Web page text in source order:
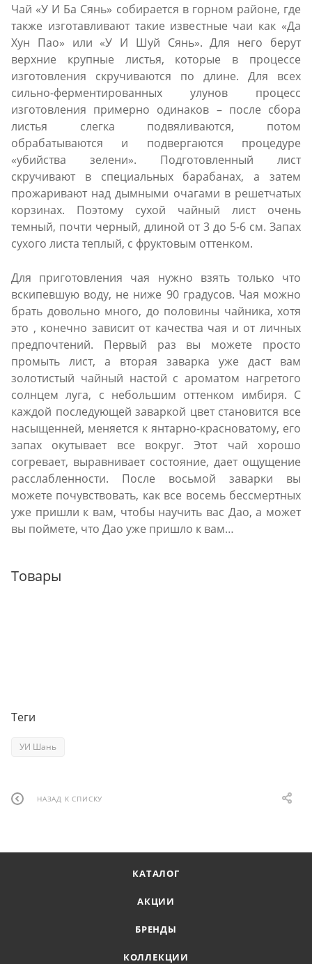
Чай «У И Ба Сянь» собирается в горном районе, где
также изготавливают такие известные чаи как «Да
Хун Пао» или «У И Шуй Сянь». Для него берут
верхние крупные листья, которые в процессе
изготовления скручиваются по длине. Для всех
сильно-ферментированных улунов процесс
изготовления примерно одинаков – после сбора
листья слегка подвяливаются, потом
обрабатываются и подвергаются процедуре
«убийства зелени». Подготовленный лист
скручивают в специальных барабанах, а затем
прожаривают над дымными очагами в решетчатых
корзинах. Поэтому сухой чайный лист очень
темный, почти черный, длиной от 3 до 5-6 см. Запах
сухого листа теплый, с фруктовым оттенком.
Для приготовления чая нужно взять только что
вскипевшую воду, не ниже 90 градусов. Чая можно
брать довольно много, до половины чайника, хотя
это , конечно зависит от качества чая и от личных
предпочтений. Первый раз вы можете просто
промыть лист, а вторая заварка уже даст вам
золотистый чайный настой с ароматом нагретого
солнцем луга, с небольшим оттенком имбиря. С
каждой последующей заваркой цвет становится все
насыщенней, меняется к янтарно-красноватому, его
запах окутывает все вокруг. Этот чай хорошо
согревает, выравнивает состояние, дает ощущение
расслабленности. После восьмой заварки вы
можете почувствовать, как все восемь бессмертных
уже пришли к вам, чтобы научить вас Дао, а может
вы поймете, что Дао уже пришло к вам…
Товары
Теги
УИ Шань
НАЗАД К СПИСКУ
КАТАЛОГ
АКЦИИ
БРЕНДЫ
КОЛЛЕКЦИИ